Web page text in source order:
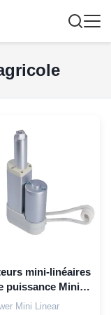
mini-linéaires
puissance Mini-
fleurs et légumes
Mini Linear